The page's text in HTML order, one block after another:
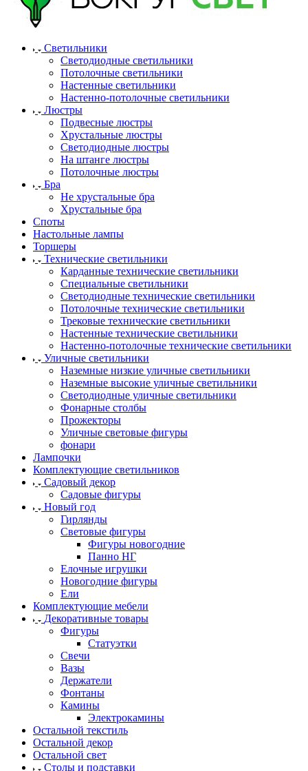
Светильники
Светодиодные светильники
Потолочные светильники
Настенные светильники
Настенно-потолочные светильники
Люстры
Подвесные люстры
Хрустальные люстры
Светодиодные люстры
На штанге люстры
Потолочные люстры
Бра
Не хрустальные бра
Хрустальные бра
Споты
Настольные лампы
Торшеры
Технические светильники
Карданные технические светильники
Специальные светильники
Светодиодные технические светильники
Потолочные технические светильники
Трековые технические светильники
Настенные технические светильники
Настенно-потолочные технические светильники
Уличные светильники
Наземные низкие уличные светильники
Наземные высокие уличные светильники
Светодиодные уличные светильники
Фонарные столбы
Прожекторы
Уличные световые фигуры
фонари
Лампочки
Комплектующие светильников
Садовый декор
Садовые фигуры
Новый год
Гирлянды
Световые фигуры
Фигуры новогодние
Панно НГ
Елочные игрушки
Новогодние фигуры
Ели
Комплектующие мебели
Декоративные товары
Фигуры
Статуэтки
Свечи
Вазы
Держатели
Фонтаны
Камины
Электрокамины
Остальной текстиль
Остальной декор
Остальной свет
Столы и подставки